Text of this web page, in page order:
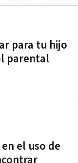
para tu hijo
parental
el uso de